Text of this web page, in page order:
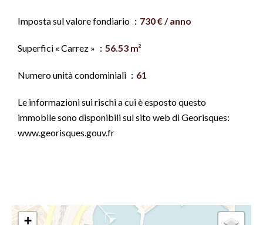
Imposta sul valore fondiario 730 € / anno
Superfici « Carrez » 56.53 m²
Numero unità condominiali 61
Le informazioni sui rischi a cui è esposto questo
immobile sono disponibili sul sito web di Georisques:
www.georisques.gouv.fr
+